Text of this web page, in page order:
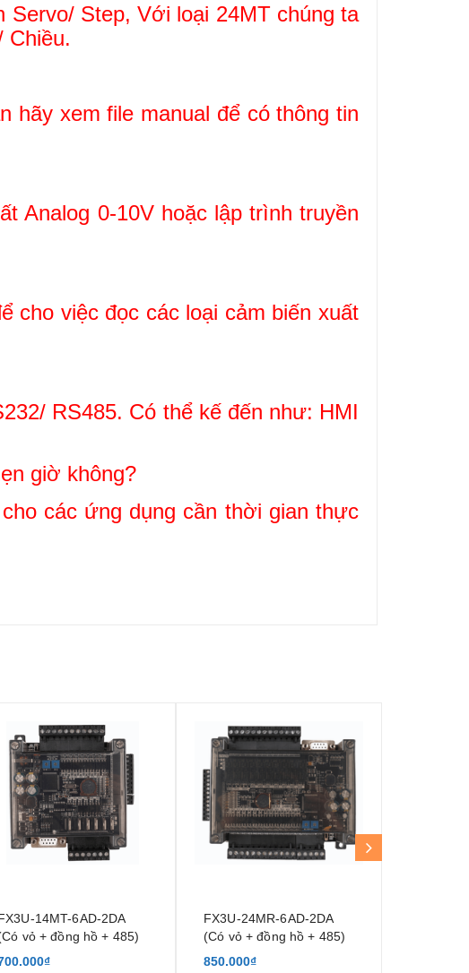
Step, Với loại 24MT chúng ta
Chiều.
xem file manual để có thông tin
Analog 0-10V hoặc lập trình truyền
việc đọc các loại cảm biến xuất
RS485. Có thể kế đến như: HMI
giờ không?
các ứng dụng cần thời gian thực
14MT-6AD-2DA
vỏ + đồng hồ + 485)
FX3U-24MR-6AD-2DA
(Có vỏ + đồng hồ + 485)
850.000₫